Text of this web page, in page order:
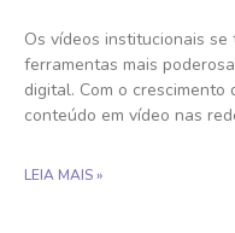
Os vídeos institucionais se
ferramentas mais
digital. Com o crescimento
conteúdo em vídeo nas
LEIA MAIS »